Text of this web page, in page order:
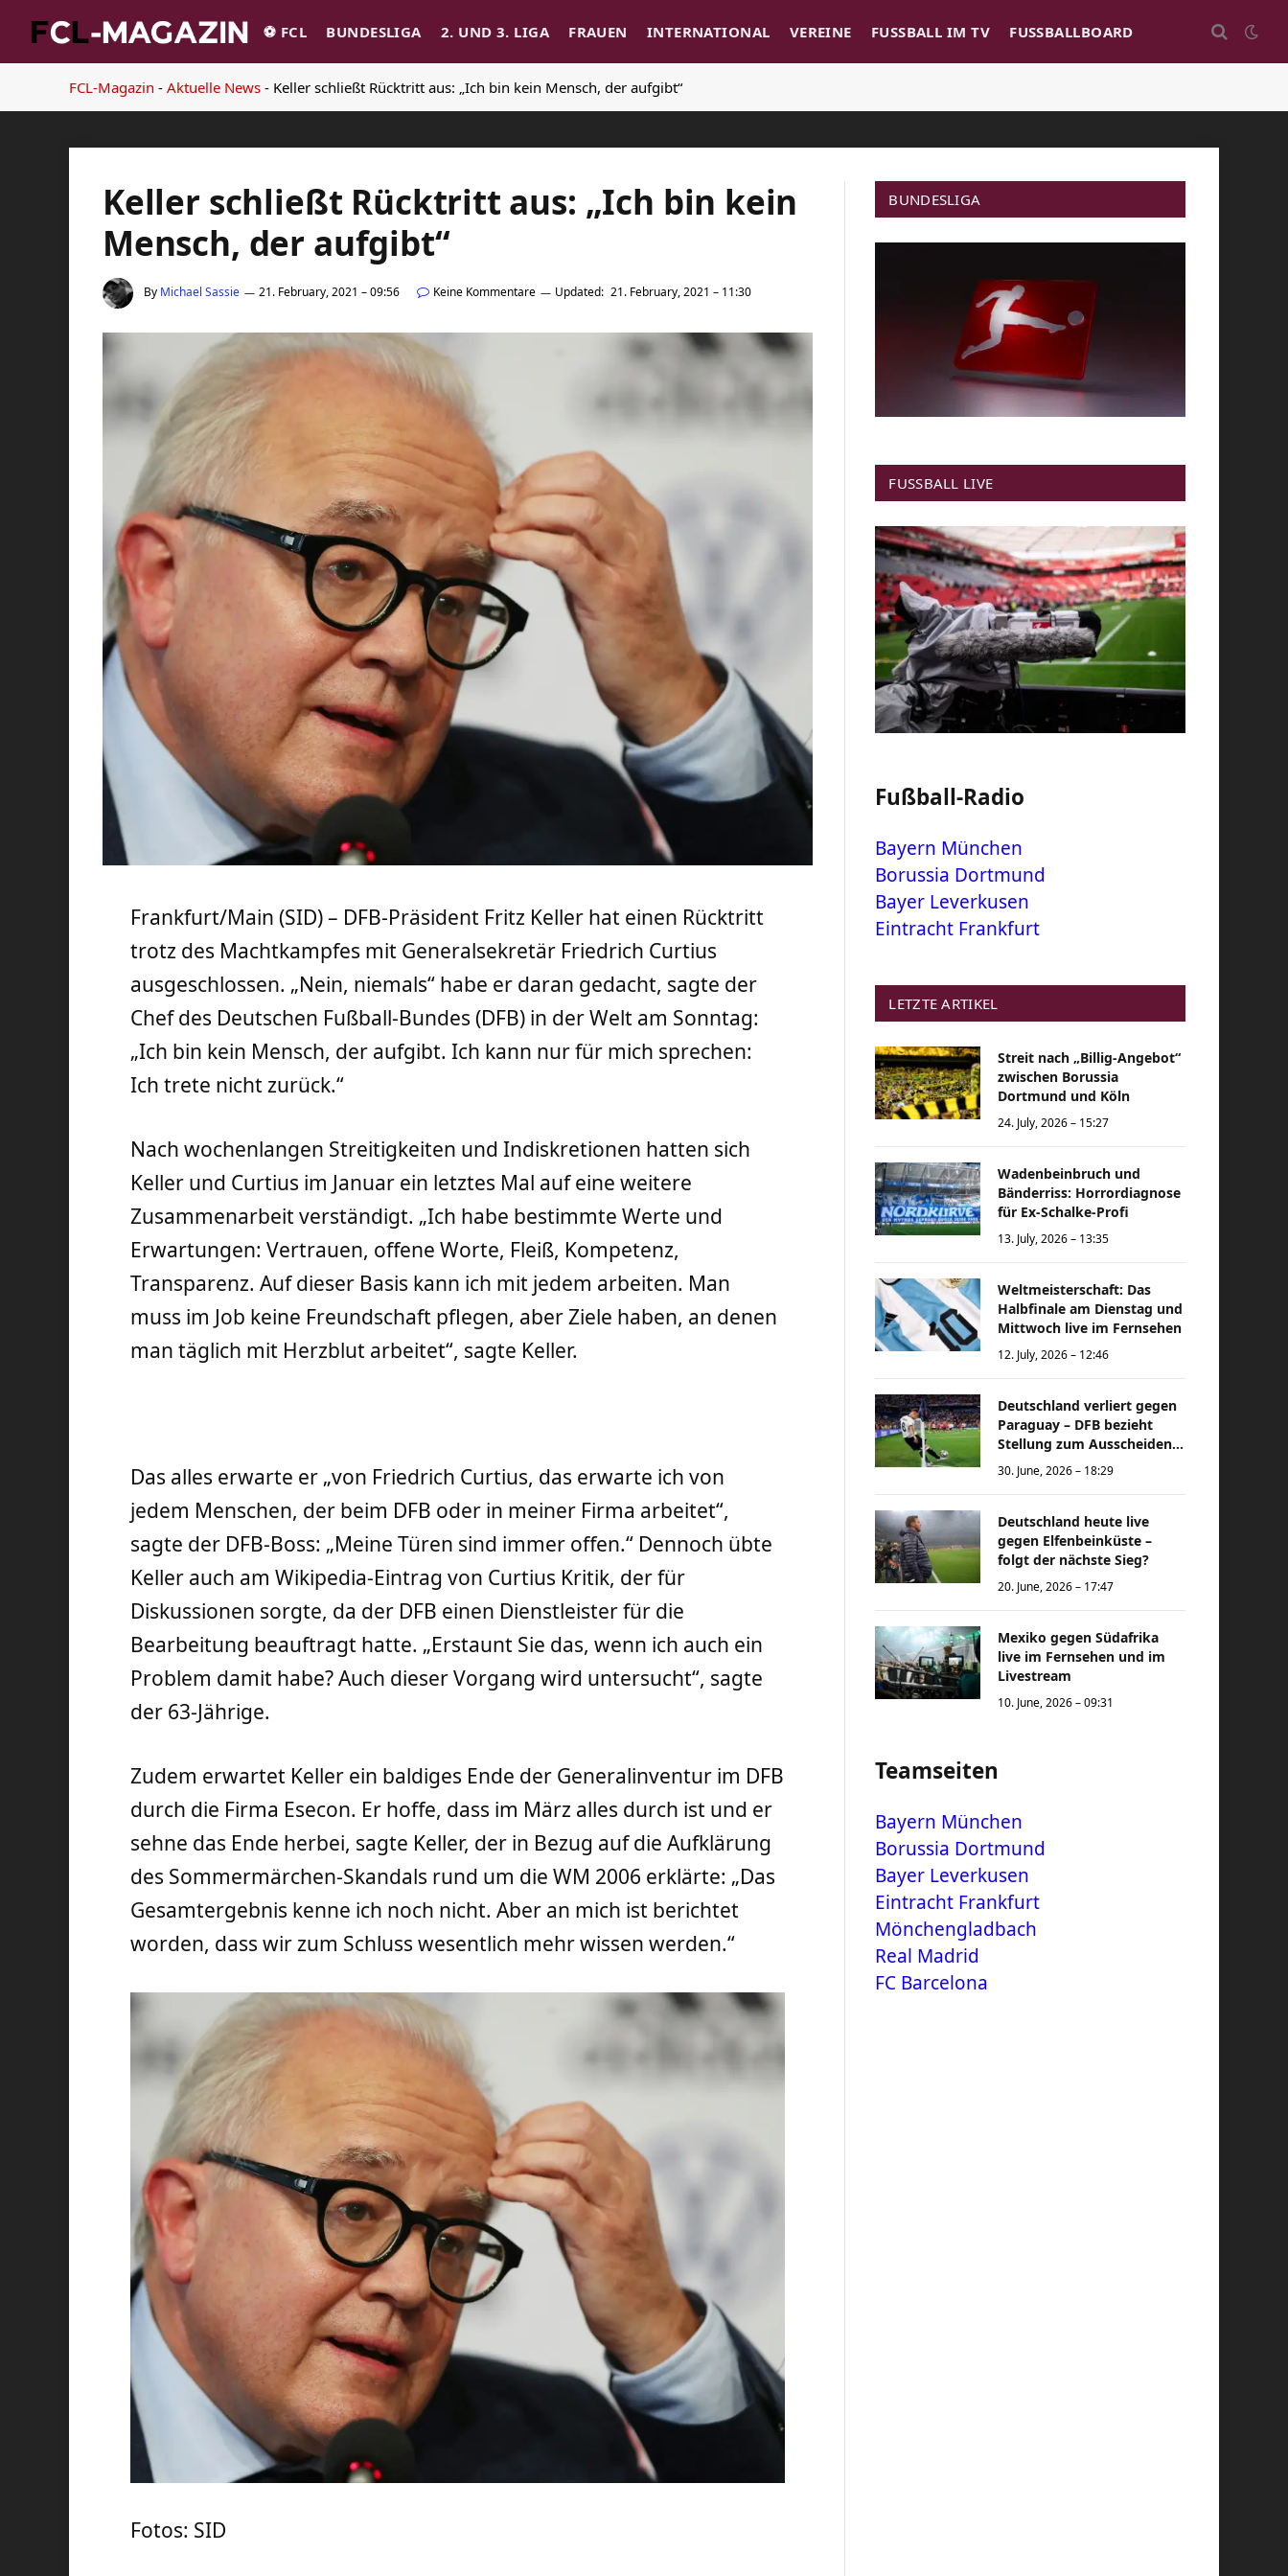
⚽️ FCL BUNDESLIGA 2. UND 3. LIGA FRAUEN INTERNATIONAL VEREINE FUSSBALL IM TV FUSSBALLBOARD
FCL-Magazin - Aktuelle News - Keller schließt Rücktritt aus: „Ich bin kein Mensch, der aufgibt“
Keller schließt Rücktritt aus: „Ich bin kein
Mensch, der aufgibt“
By Michael Sassie 21. February, 2021 – 09:56 Keine Kommentare Updated: 21. February, 2021 – 11:30
Frankfurt/Main (SID) – DFB-Präsident Fritz Keller hat einen Rücktritt
trotz des Machtkampfes mit Generalsekretär Friedrich Curtius
ausgeschlossen. „Nein, niemals“ habe er daran gedacht, sagte der
Chef des Deutschen Fußball-Bundes (DFB) in der Welt am Sonntag:
„Ich bin kein Mensch, der aufgibt. Ich kann nur für mich sprechen:
Ich trete nicht zurück.“
Nach wochenlangen Streitigkeiten und Indiskretionen hatten sich
Keller und Curtius im Januar ein letztes Mal auf eine weitere
Zusammenarbeit verständigt. „Ich habe bestimmte Werte und
Erwartungen: Vertrauen, offene Worte, Fleiß, Kompetenz,
Transparenz. Auf dieser Basis kann ich mit jedem arbeiten. Man
muss im Job keine Freundschaft pflegen, aber Ziele haben, an denen
man täglich mit Herzblut arbeitet“, sagte Keller.
Das alles erwarte er „von Friedrich Curtius, das erwarte ich von
jedem Menschen, der beim DFB oder in meiner Firma arbeitet“,
sagte der DFB-Boss: „Meine Türen sind immer offen.“ Dennoch übte
Keller auch am Wikipedia-Eintrag von Curtius Kritik, der für
Diskussionen sorgte, da der DFB einen Dienstleister für die
Bearbeitung beauftragt hatte. „Erstaunt Sie das, wenn ich auch ein
Problem damit habe? Auch dieser Vorgang wird untersucht“, sagte
der 63-Jährige.
Zudem erwartet Keller ein baldiges Ende der Generalinventur im DFB
durch die Firma Esecon. Er hoffe, dass im März alles durch ist und er
sehne das Ende herbei, sagte Keller, der in Bezug auf die Aufklärung
des Sommermärchen-Skandals rund um die WM 2006 erklärte: „Das
Gesamtergebnis kenne ich noch nicht. Aber an mich ist berichtet
worden, dass wir zum Schluss wesentlich mehr wissen werden.“
Fotos: SID
BUNDESLIGA
FUSSBALL LIVE
Fußball-Radio
Bayern München
Borussia Dortmund
Bayer Leverkusen
Eintracht Frankfurt
LETZTE ARTIKEL
Streit nach „Billig-Angebot“
zwischen Borussia
Dortmund und Köln
24. July, 2026 – 15:27
Wadenbeinbruch und
Bänderriss: Horrordiagnose
für Ex-Schalke-Profi
13. July, 2026 – 13:35
Weltmeisterschaft: Das
Halbfinale am Dienstag und
Mittwoch live im Fernsehen
12. July, 2026 – 12:46
Deutschland verliert gegen
Paraguay – DFB bezieht
Stellung zum Ausscheiden
bei der Weltmeisterschaft
30. June, 2026 – 18:29
Deutschland heute live
gegen Elfenbeinküste –
folgt der nächste Sieg?
20. June, 2026 – 17:47
Mexiko gegen Südafrika
live im Fernsehen und im
Livestream
10. June, 2026 – 09:31
Teamseiten
Bayern München
Borussia Dortmund
Bayer Leverkusen
Eintracht Frankfurt
Mönchengladbach
Real Madrid
FC Barcelona